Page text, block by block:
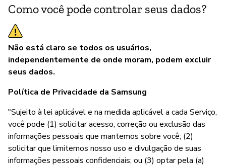
Como você pode controlar seus dados?
Não está claro se todos os usuários,
independentemente de onde moram, podem excluir
seus dados.
Política de Privacidade da Samsung
"Sujeito à lei aplicável e na medida aplicável a cada Serviço,
você pode (1) solicitar acesso, correção ou exclusão das
informações pessoais que mantemos sobre você; (2)
solicitar que limitemos nosso uso e divulgação de suas
informações pessoais confidenciais; ou (3) optar pela (a)